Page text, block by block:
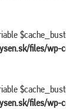
files/wp-
files/wp-